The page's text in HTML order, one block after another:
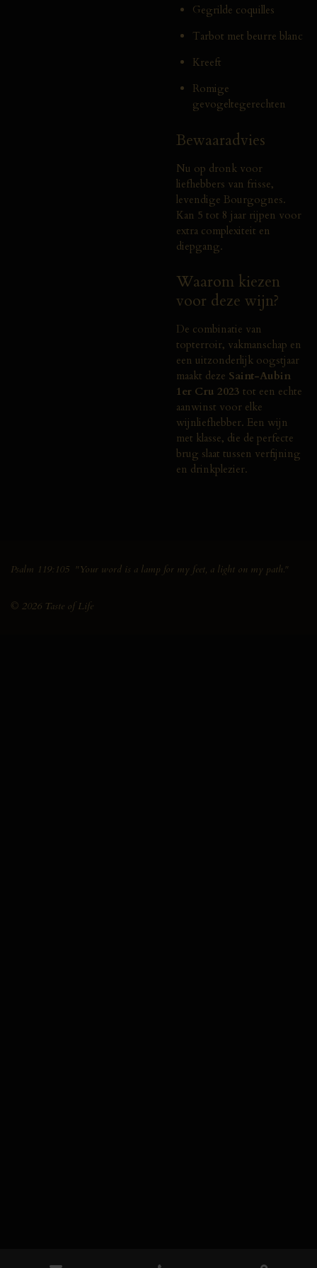
Gegrilde coquilles
Tarbot met beurre blanc
Kreeft
Romige
gevogeltegerechten
Bewaaradvies
Nu op dronk voor
liefhebbers van frisse,
levendige Bourgognes.
Kan 5 tot 8 jaar rijpen voor
extra complexiteit en
diepgang.
Waarom kiezen
voor deze wijn?
De combinatie van
topterroir, vakmanschap en
een uitzonderlijk oogstjaar
maakt deze Saint-Aubin
1er Cru 2023 tot een echte
aanwinst voor elke
wijnliefhebber. Een wijn
met klasse, die de perfecte
brug slaat tussen verfijning
en drinkplezier.
Psalm 119:105 "Your word is a lamp for my feet, a light on my path."
© 2026 Taste of Life